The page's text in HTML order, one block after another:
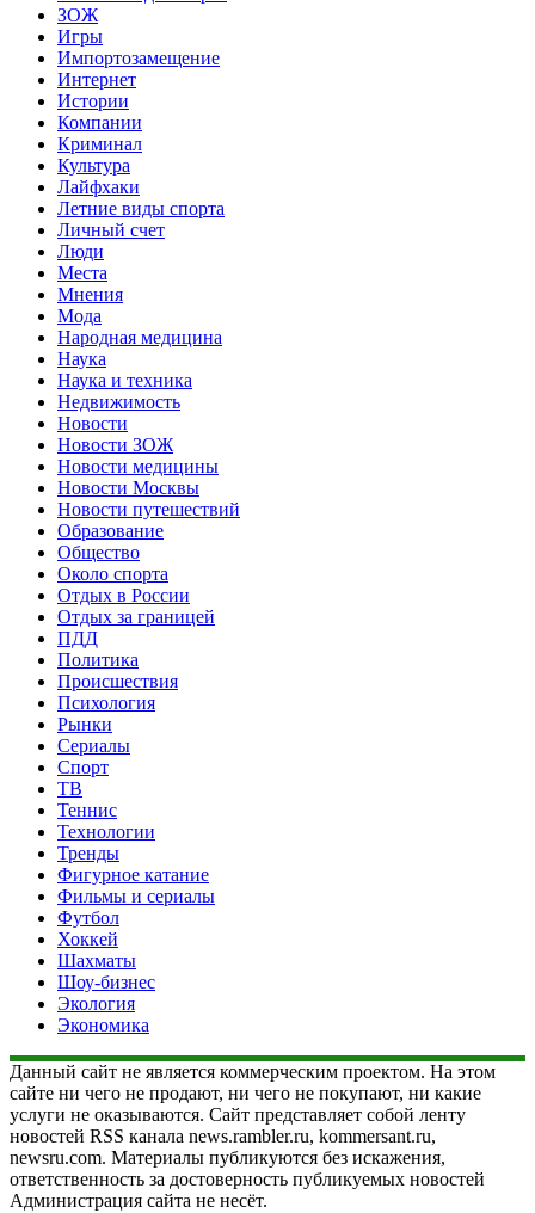
ЗОЖ
Игры
Импортозамещение
Интернет
Истории
Компании
Криминал
Культура
Лайфхаки
Летние виды спорта
Личный счет
Люди
Места
Мнения
Мода
Народная медицина
Наука
Наука и техника
Недвижимость
Новости
Новости ЗОЖ
Новости медицины
Новости Москвы
Новости путешествий
Образование
Общество
Около спорта
Отдых в России
Отдых за границей
ПДД
Политика
Происшествия
Психология
Рынки
Сериалы
Спорт
ТВ
Теннис
Технологии
Тренды
Фигурное катание
Фильмы и сериалы
Футбол
Хоккей
Шахматы
Шоу-бизнес
Экология
Экономика
Данный сайт не является коммерческим проектом. На этом
сайте ни чего не продают, ни чего не покупают, ни какие
услуги не оказываются. Сайт представляет собой ленту
новостей RSS канала news.rambler.ru, kommersant.ru,
newsru.com. Материалы публикуются без искажения,
ответственность за достоверность публикуемых новостей
Администрация сайта не несёт.